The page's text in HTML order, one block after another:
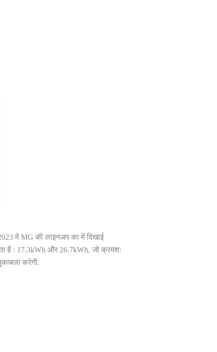
में MG की लाइनअप का में दिखाई
है : 17.3kWh और 26.7kWh, जो क्रमशः
करेगी.